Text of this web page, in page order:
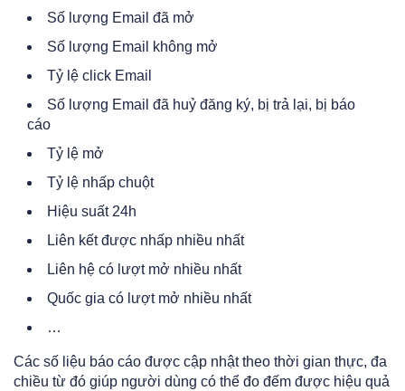
Số lượng Email đã mở
Số lượng Email không mở
Tỷ lệ click Email
Số lượng Email đã huỷ đăng ký, bị trả lại, bị báo
cáo
Tỷ lệ mở
Tỷ lệ nhấp chuột
Hiệu suất 24h
Liên kết được nhấp nhiều nhất
Liên hệ có lượt mở nhiều nhất
Quốc gia có lượt mở nhiều nhất
…
Các số liệu báo cáo được cập nhật theo thời gian thực, đa
chiều từ đó giúp người dùng có thể đo đếm được hiệu quả